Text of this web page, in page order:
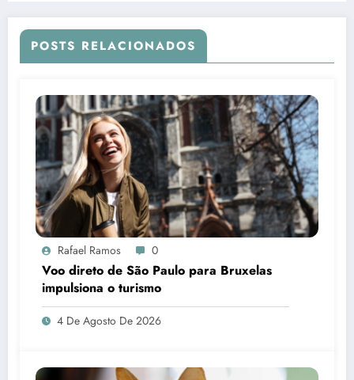
POSTS RELACIONADOS
Rafael Ramos 0
Voo direto de São Paulo para Bruxelas
impulsiona o turismo
4 De Agosto De 2026